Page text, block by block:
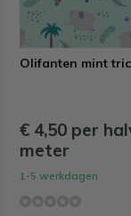
Olifanten mint
€ 4,50 per
meter
1-5 werkdagen